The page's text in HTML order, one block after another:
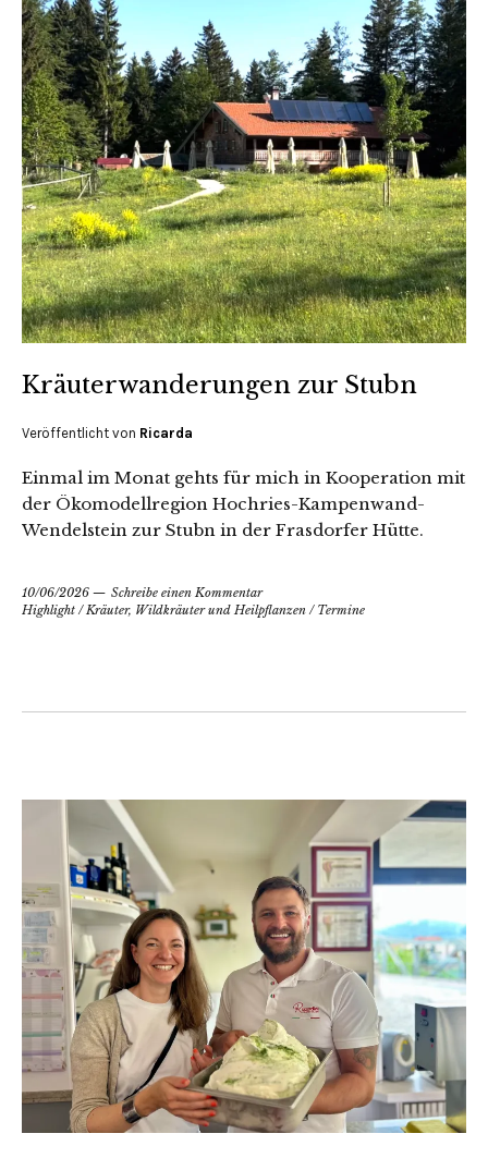
Kräuterwanderungen zur Stubn
Veröffentlicht von Ricarda
Einmal im Monat gehts für mich in Kooperation mit
der Ökomodellregion Hochries-Kampenwand-
Wendelstein zur Stubn in der Frasdorfer Hütte.
10/06/2026
Schreibe einen Kommentar
Highlight /Kräuter, Wildkräuter und Heilpflanzen / Termine